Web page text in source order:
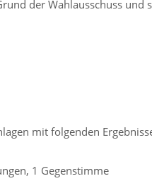
der Wahlausschuss und
mit folgenden
1 Gegenstimme